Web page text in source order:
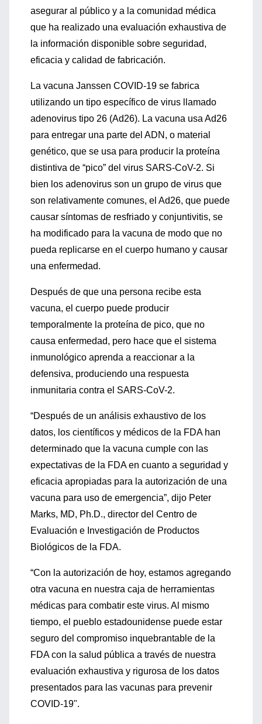
asegurar al público y a la comunidad médica
que ha realizado una evaluación exhaustiva de
la información disponible sobre seguridad,
eficacia y calidad de fabricación.
La vacuna Janssen COVID-19 se fabrica
utilizando un tipo específico de virus llamado
adenovirus tipo 26 (Ad26). La vacuna usa Ad26
para entregar una parte del ADN, o material
genético, que se usa para producir la proteína
distintiva de “pico” del virus SARS-CoV-2. Si
bien los adenovirus son un grupo de virus que
son relativamente comunes, el Ad26, que puede
causar síntomas de resfriado y conjuntivitis, se
ha modificado para la vacuna de modo que no
pueda replicarse en el cuerpo humano y causar
una enfermedad.
Después de que una persona recibe esta
vacuna, el cuerpo puede producir
temporalmente la proteína de pico, que no
causa enfermedad, pero hace que el sistema
inmunológico aprenda a reaccionar a la
defensiva, produciendo una respuesta
inmunitaria contra el SARS-CoV-2.
“Después de un análisis exhaustivo de los
datos, los científicos y médicos de la FDA han
determinado que la vacuna cumple con las
expectativas de la FDA en cuanto a seguridad y
eficacia apropiadas para la autorización de una
vacuna para uso de emergencia”, dijo Peter
Marks, MD, Ph.D., director del Centro de
Evaluación e Investigación de Productos
Biológicos de la FDA.
“Con la autorización de hoy, estamos agregando
otra vacuna en nuestra caja de herramientas
médicas para combatir este virus. Al mismo
tiempo, el pueblo estadounidense puede estar
seguro del compromiso inquebrantable de la
FDA con la salud pública a través de nuestra
evaluación exhaustiva y rigurosa de los datos
presentados para las vacunas para prevenir
COVID-19".